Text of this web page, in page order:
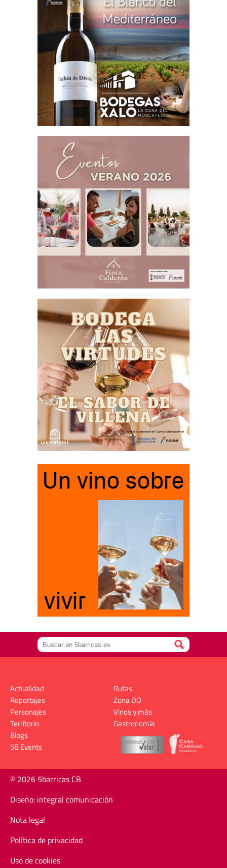
Actualidad
Reportajes
Personajes
Territorio
Rutas
Zona DO
Vinos y más
Gastronomía
Blogs
5B Events
© 2026 5barricas CB
Diseño: integral comunicación
Nota legal
Política de privacidad
Uso de cookies